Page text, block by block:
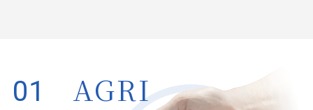
01 AGRI